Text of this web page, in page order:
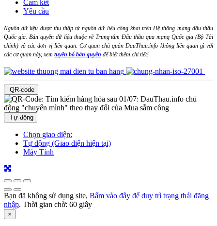
Cam kết
Yêu cầu
Nguồn dữ liệu được thu thập từ nguồn dữ liệu công khai trên Hệ thống mạng đấu thầu
Quốc gia. Bản quyền dữ liệu thuộc về Trung tâm Đấu thầu qua mạng Quốc gia (Bộ Tài
chính) và các đơn vị liên quan. Cơ quan chủ quản DauThau.info không liên quan gì với
các cơ quan này, xem tuyên bố bản quyền để biết thêm chi tiết!
QR-code
Tự động
Chọn giao diện:
Tự động (Giao diện hiện tại)
Máy Tính
Bạn đã không sử dụng site, Bấm vào đây để duy trì trạng thái đăng
nhập. Thời gian chờ: 60 giây
×